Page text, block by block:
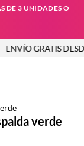
DE 3 UNIDADES O
ENVÍO GRATIS
verde